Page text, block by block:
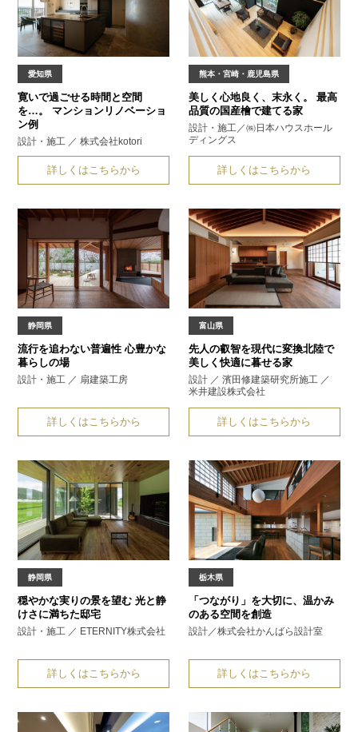
愛知県
寛いで過ごせる時間と空間
を…。 マンションリノベーショ
ン例
設計・施工 ／ 株式会社kotori
詳しくはこちらから
熊本・宮崎・鹿児島県
美しく心地良く、末永く。最高
品質の国産檜で建てる家
設計・施工／㈱日本ハウスホール
ディングス
詳しくはこちらから
静岡県
流行を追わない普遍性心豊かな
暮らしの場
設計・施工 ／ 扇建築工房
詳しくはこちらから
富山県
先人の叡智を現代に変換北陸で
美しく快適に暮せる家
設計 ／ 濱田修建築研究所施工 ／
米井建設株式会社
詳しくはこちらから
静岡県
穏やかな実りの景を望む光と静
けさに満ちた邸宅
設計・施工 ／ ETERNITY株式会社
詳しくはこちらから
栃木県
「つながり」を大切に、温かみ
のある空間を創造
設計／株式会社かんばら設計室
詳しくはこちらから